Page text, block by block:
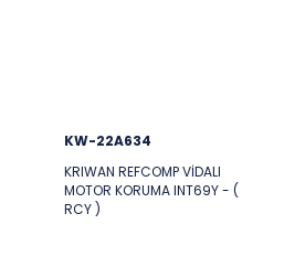
KW-22A634
KRIWAN REFCOMP VİDALI
MOTOR KORUMA INT69Y - (
RCY )